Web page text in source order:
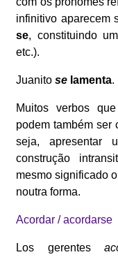
infinitivo aparecem
se, constituindo
etc.).
Juanitose lamenta.
Muitos verbos
podem também ser
seja, apresentar
construção
mesmo significado
noutra forma.
Acordar / acordarse
Los gerentes